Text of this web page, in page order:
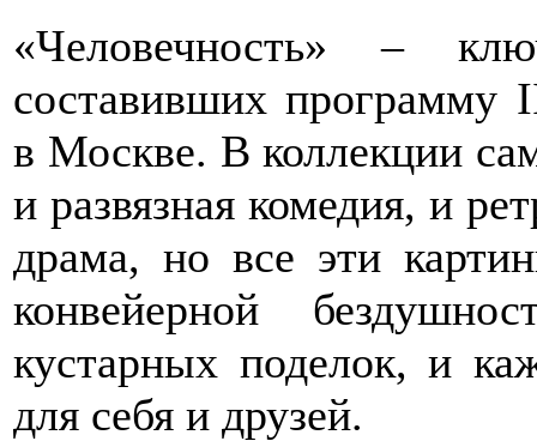
«Человечность» –
составивших программу
в Москве. В коллекции
и развязная комедия, и
драма, но все эти
конвейерной
кустарных поделок, и
для себя и друзей.